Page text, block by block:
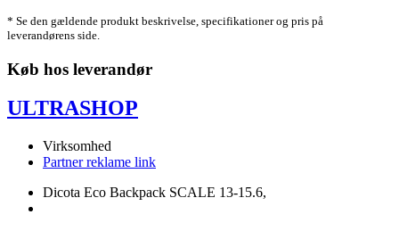
* Se den gældende produkt beskrivelse, specifikationer og pris på
leverandørens side.
Køb hos leverandør
ULTRASHOP
Virksomhed
Partner reklame link
Dicota Eco Backpack SCALE 13-15.6,